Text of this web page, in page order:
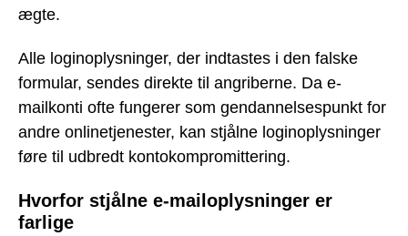
ægte.
Alle loginoplysninger, der indtastes i den falske
formular, sendes direkte til angriberne. Da e-
mailkonti ofte fungerer som gendannelsespunkt for
andre onlinetjenester, kan stjålne loginoplysninger
føre til udbredt kontokompromittering.
Hvorfor stjålne e-mailoplysninger er
farlige